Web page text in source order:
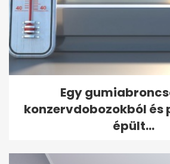
Egy
konzervdobozokból és
épült...